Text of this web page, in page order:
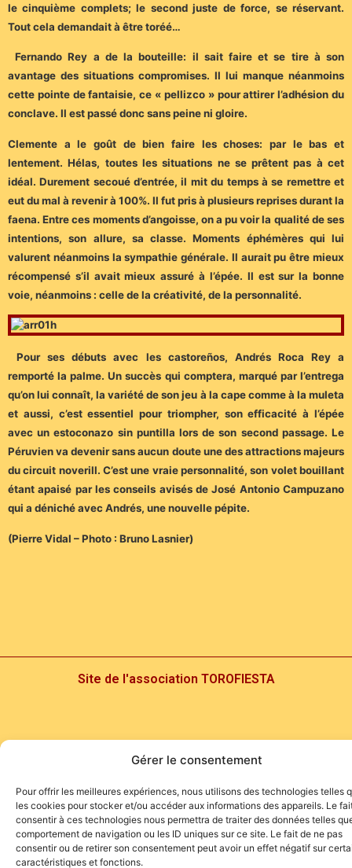
Gérer le consentement
Pour offrir les meilleures expériences, nous utilisons des technologies telles
les cookies pour stocker et/ou accéder aux informations des appareils. Le
consentir à ces technologies nous permettra de traiter des données telles
comportement de navigation ou les ID uniques sur ce site. Le fait de ne pas
consentir ou de retirer son consentement peut avoir un effet négatif sur
caractéristiques et fonctions.
le cinquième complets; le second juste de force, se réservant.
Tout cela demandait à être toréé…
Fernando Rey a de la bouteille: il sait faire et se tire à son
avantage des situations compromises. Il lui manque néanmoins
cette pointe de fantaisie, ce « pellizco » pour attirer l’adhésion du
conclave. Il est passé donc sans peine ni gloire.
Clemente a le goût de bien faire les choses: par le bas et
lentement. Hélas, toutes les situations ne se prêtent pas à cet
idéal. Durement secoué d’entrée, il mit du temps à se remettre et
eut du mal à revenir à 100%. Il fut pris à plusieurs reprises durant la
faena. Entre ces moments d’angoisse, on a pu voir la qualité de ses
intentions, son allure, sa classe. Moments éphémères qui lui
valurent néanmoins la sympathie générale. Il aurait pu être mieux
récompensé s’il avait mieux assuré à l’épée. Il est sur la bonne
voie, néanmoins : celle de la créativité, de la personnalité.
Pour ses débuts avec les castoreños, Andrés Roca Rey a
remporté la palme. Un succès qui comptera, marqué par l’entrega
qu’on lui connaît, la variété de son jeu à la cape comme à la muleta
et aussi, c’est essentiel pour triompher, son efficacité à l’épée
avec un estoconazo sin puntilla lors de son second passage. Le
Péruvien va devenir sans aucun doute une des attractions majeurs
du circuit noverill. C’est une vraie personnalité, son volet bouillant
étant apaisé par les conseils avisés de José Antonio Campuzano
qui a déniché avec Andrés, une nouvelle pépite.
(Pierre Vidal – Photo : Bruno Lasnier)
Site de l'association TOROFIESTA